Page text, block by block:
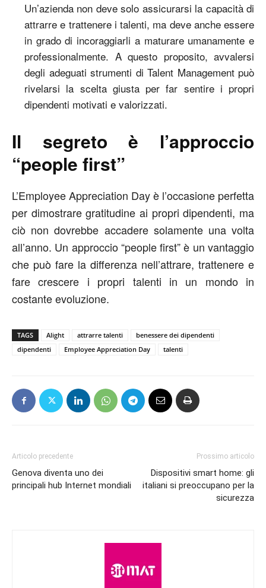
Un’azienda non deve solo assicurarsi la capacità di
attrarre e trattenere i talenti, ma deve anche essere
in grado di incoraggiarli a maturare umanamente e
professionalmente. A questo proposito, avvalersi
degli adeguati strumenti di Talent Management può
rivelarsi la scelta giusta per far sentire i propri
dipendenti motivati e valorizzati.
Il segreto è l’approccio
“people first”
L’Employee Appreciation Day è l’occasione perfetta
per dimostrare gratitudine ai propri dipendenti, ma
ciò non dovrebbe accadere solamente una volta
all’anno. Un approccio “people first” è un vantaggio
che può fare la differenza nell’attrare, trattenere e
fare crescere i propri talenti in un mondo in
costante evoluzione.
TAGS Alight attrarre talenti
benessere dei dipendenti
dipendenti
Employee Appreciation Day talenti
Articolo precedente
Genova diventa uno dei
principali hub Internet mondiali
Prossimo articolo
Dispositivi smart home: gli
italiani si preoccupano per la
sicurezza